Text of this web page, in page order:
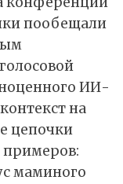
пообещали
ИИ-
на
цепочки
примеров:
маминого